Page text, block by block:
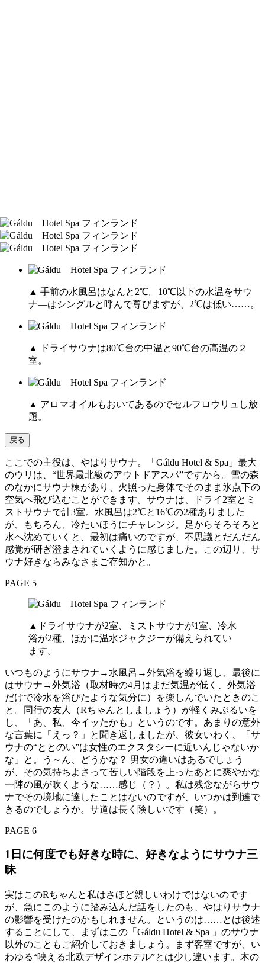
▲ 手前の水風呂はなんと2℃。10℃以下の水温をサウ
ナ―はシングルと呼んで尊びますが、2℃は低い……。
▲ ドライサウナは80℃台の中温と90℃台の高温の２
室。
▲ アロマオイルもおいてあるのでセルフロウリュし放
題。
戻る
ここでの主役は、やはりサウナ。「Gáldu Hotel & Spa」最大
のウリは、“世界最北級のアウトドアスパ”ですから。雪の森
のなかにサウナ棟があり、火照った身体でそのまま氷点下の
空気へ飛び込むことができます。サウナは、ドライ2室とミ
ストサウナで計3室。水風呂は2℃と16℃の2種ありました
が、もちろん、冷たいほうにチャレンジ。足からそろそろと
水へ沈めていくと、最初は痛いのですが、不思議とだんだん
感覚が研ぎ澄まされていくように感じました。この辺り、サ
ウナ好きならみなさまご存知かと。
PAGE 5
▲ドライサウナが2室、ミストサウナが1室、冷水
浴が2種、ほかに温水ジャクジーが備えられてい
ます。
いつものようにサウナ→水風呂→外気浴を繰り返し、最後に
はサウナ→外気浴（取材時の4月はまだ気温が低く、外気浴
だけで冷水を浴びたような気分に）を楽しんでいたときのこ
と。同行の友人（Rちゃんとしましょう）が軽くみぶるいを
し、「あ、私、今イッたかも」というのです。あまりの意外
な言葉に「えっ？」と聞き返しましたが、彼女いわく、「サ
ウナの“ととのい”は女性のエクスタシーに近いんじゃないか
な」と。う～ん、どうかな？ 男女の違いはあるでしょう
が、その気持ちよさって苦しい階段を上ったあとに爽やかな
一陣の風が吹くような……感じ（？）。私は残念ながらサウ
ナでその境地に達したことはないのですが、いつかは到達で
きるのでしょうか。サ道は長く険しいです（笑）。
PAGE 6
1日に何度でも好きな時に、好きなようにサウナ三
昧
実はこのRちゃんと私はさほど親しいわけではないのです
が、急にこのように踏み込んだ話をしたのも、やはりサウナ
の影響を受けたのかもしれません。というのは……とは後述
することにして、まずはこの「Gáldu Hotel & Spa 」のサウナ
以外のこともご紹介しておきましょう。まず客室ですが、い
わゆる“映える北欧デザインホテル”とは少し違います。木の